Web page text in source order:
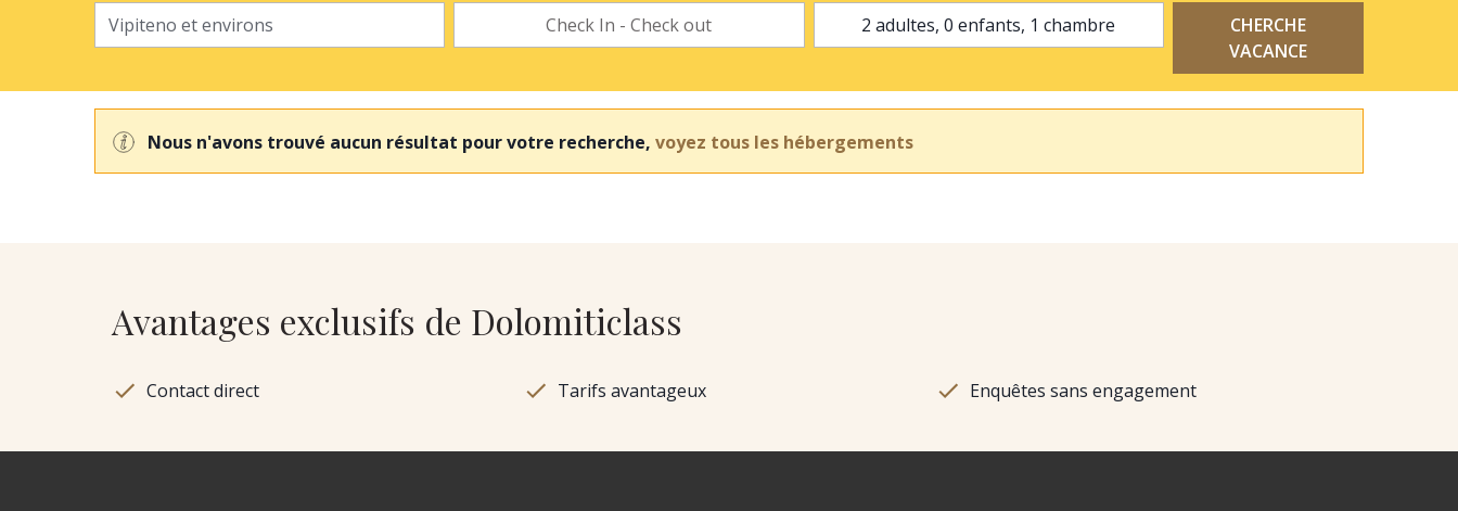
2 adultes, 0 enfants, 1 chambre
CHERCHE
VACANCE
Nous n'avons trouvé aucun résultat pour votre recherche, voyez tous les hébergements
Avantages exclusifs de Dolomiticlass
Contact direct Tarifs avantageux Enquêtes sans engagement